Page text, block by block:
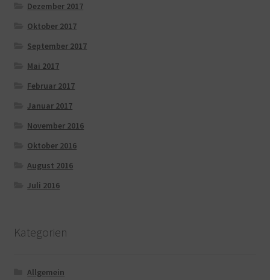
Dezember 2017
Oktober 2017
September 2017
Mai 2017
Februar 2017
Januar 2017
November 2016
Oktober 2016
August 2016
Juli 2016
Kategorien
Allgemein